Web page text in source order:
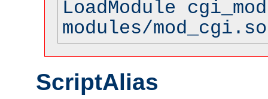
LoadModule
modules/mod_cgi.so
ScriptAlias